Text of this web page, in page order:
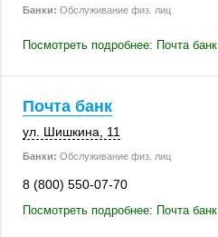
Банки: Обслуживание физ. лиц
Посмотреть подробнее: Почта банк
Почта банк
ул. Шишкина, 11
Банки: Обслуживание физ. лиц
8 (800) 550-07-70
Посмотреть подробнее: Почта банк